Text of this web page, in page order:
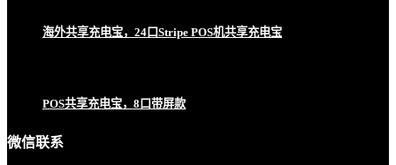
海外共享充电宝，24口Stripe POS机共享充电宝
POS共享充电宝，8口带屏款
微信联系